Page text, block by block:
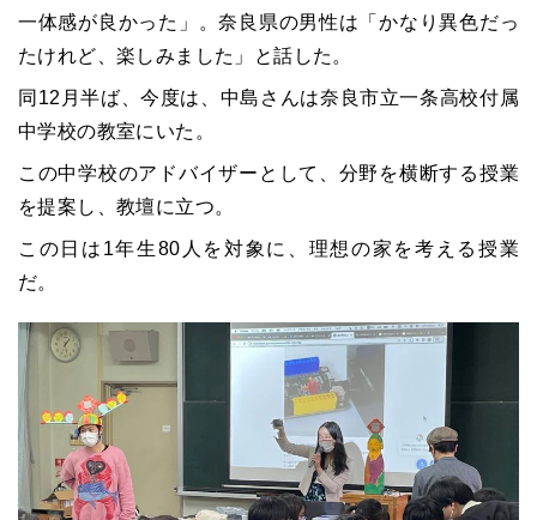
一体感が良かった」。奈良県の男性は「かなり異色だっ
たけれど、楽しみました」と話した。
同12月半ば、今度は、中島さんは奈良市立一条高校付属
中学校の教室にいた。
この中学校のアドバイザーとして、分野を横断する授業
を提案し、教壇に立つ。
この日は1年生80人を対象に、理想の家を考える授業
だ。